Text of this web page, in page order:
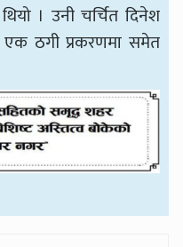
। उनी चर्चित दिनेश
एक ठगी प्रकरणमा समेत